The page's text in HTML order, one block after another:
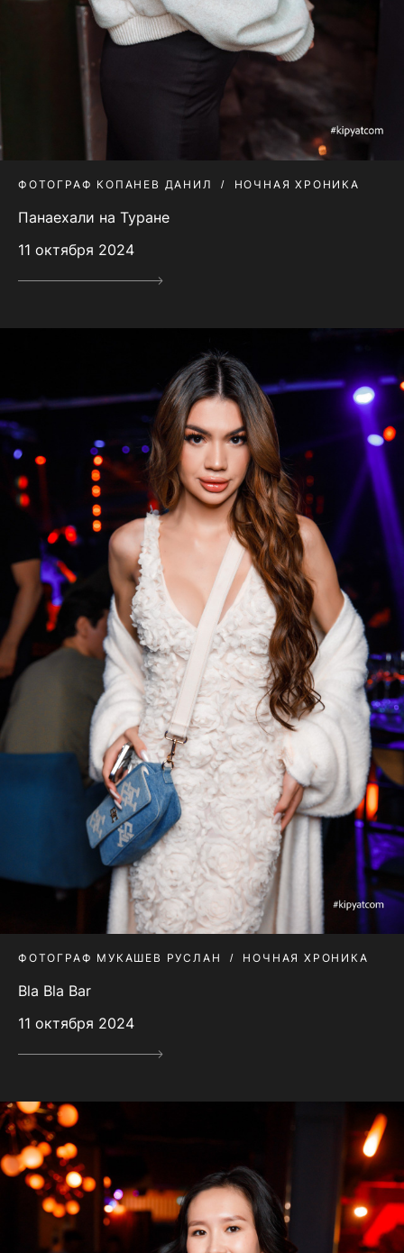
ФОТОГРАФ КОПАНЕВ ДАНИЛ НОЧНАЯ ХРОНИКА
Панаехали на Туране
11 октября 2024
ФОТОГРАФ МУКАШЕВ РУСЛАН НОЧНАЯ ХРОНИКА
Bla Bla Bar
11 октября 2024